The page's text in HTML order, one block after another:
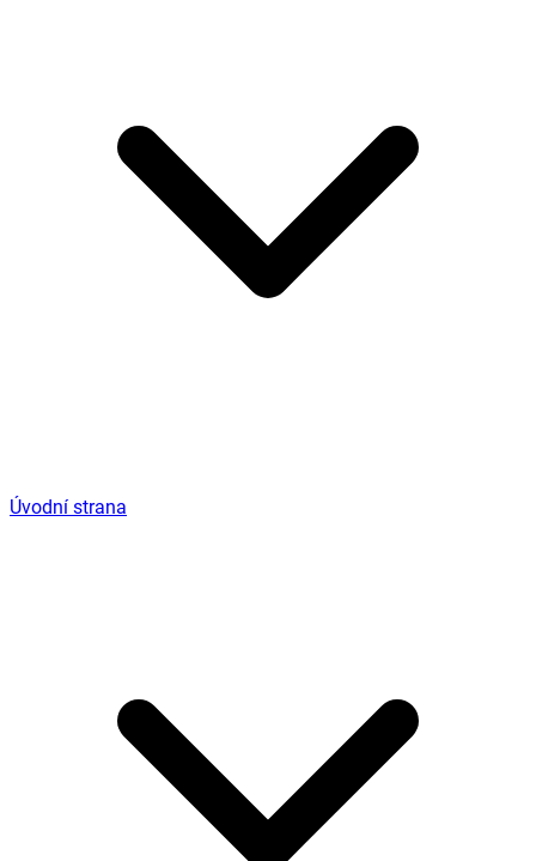
Úvodní strana